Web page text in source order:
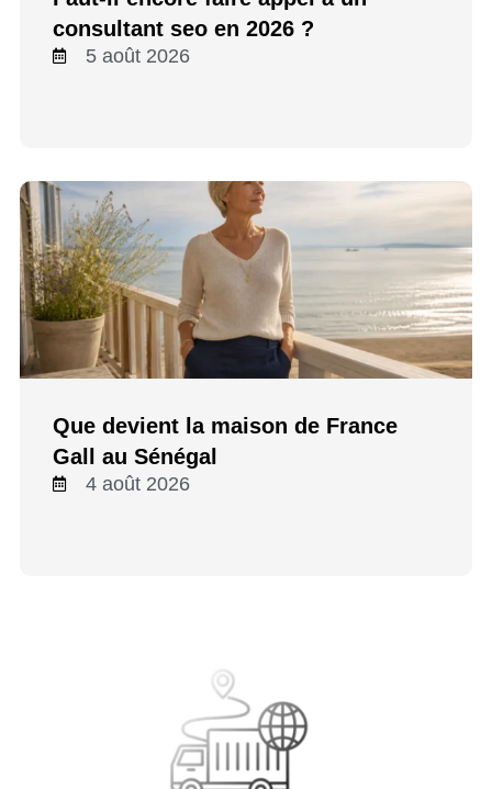
consultant seo en 2026 ?
5 août 2026
Que devient la maison de France
Gall au Sénégal
4 août 2026